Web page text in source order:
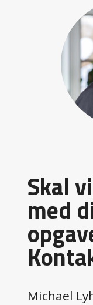
vende tilbage
El Fyn er
arbejdet og
fungerer
Alle El Fyns
positiv tilgang
deres kram.
Planlægning
vores
nuèt og det
Skal
med
Michael